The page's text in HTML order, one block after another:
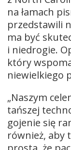
na łamach
przedstawili
ma być
i niedrogie.
który
niewielkiego
„Naszym
tańszej
gojenie się
również, aby